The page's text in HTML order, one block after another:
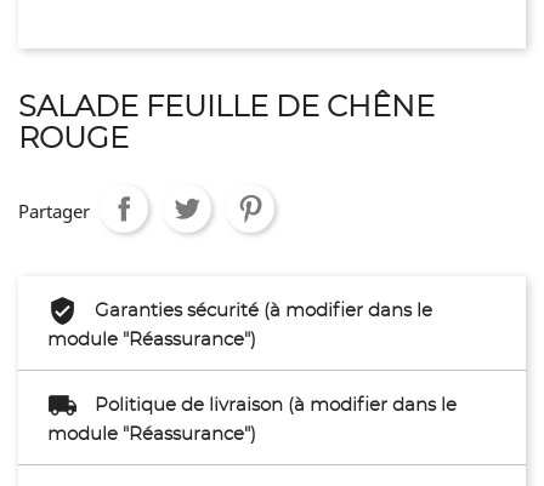
SALADE FEUILLE DE CHÊNE
ROUGE
Partager
Garanties sécurité (à modifier dans le
module "Réassurance")
Politique de livraison (à modifier dans le
module "Réassurance")